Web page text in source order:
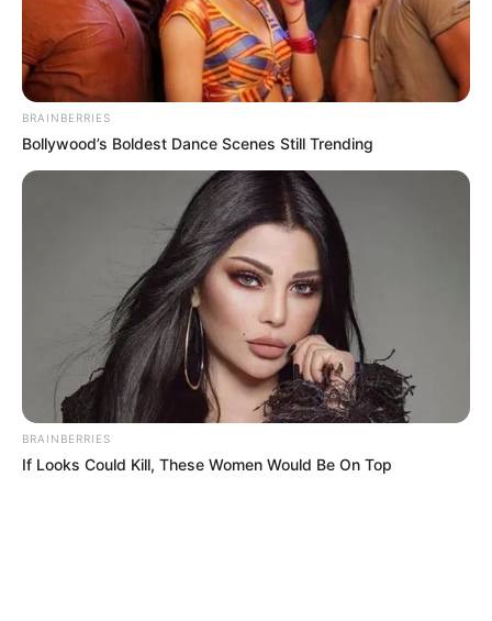
CUNDINAMARCA
DESAPARECIDOS
CORTES DE LUZ
LOCALIDAD DE ENGATIVÁ
REGIOTRAM DE OCCIDENTE
LOCALIDAD DE SUBA
BRAINBERRIES
Bollywood’s Boldest Dance Scenes Still Trending
BRAINBERRIES
If Looks Could Kill, These Women Would Be On Top